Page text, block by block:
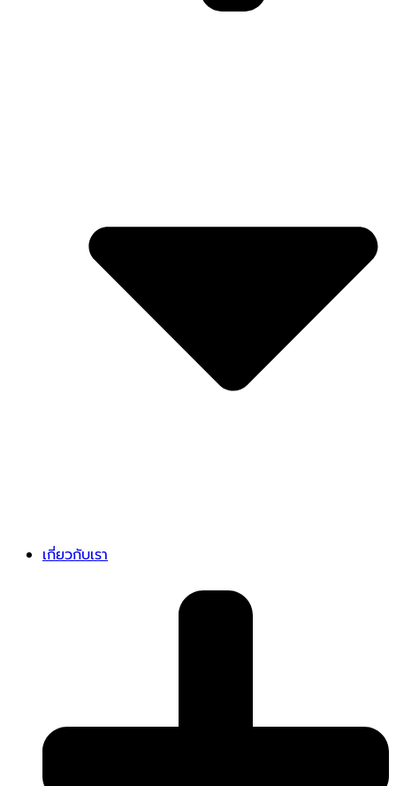
เกี่ยวกับเรา